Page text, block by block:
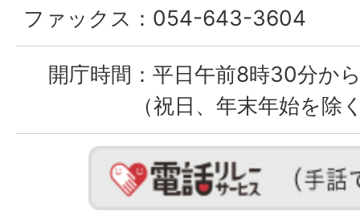
ファックス： 054-643-3604
開庁時間： 平日午前8時30分か
（祝日、年末年始を除